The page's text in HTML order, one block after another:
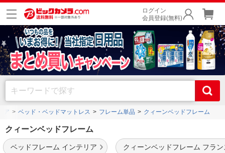
ログイン
会員登録(無料)
ア ベッド・ベッドマットレス フレーム単品 クィーンベッドフレーム
クィーンベッドフレーム
ベッドフレーム インテリア クィーンベッドフレーム フラ